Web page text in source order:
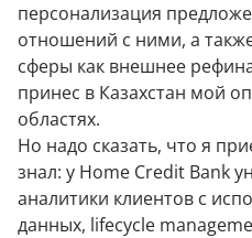
персонализация
отношений с ними, а
сферы как внешнее
принес в Казахстан мой
областях.
Но надо сказать, что я
знал: у Home Credit Bank
аналитики клиентов с
данных, lifecycle